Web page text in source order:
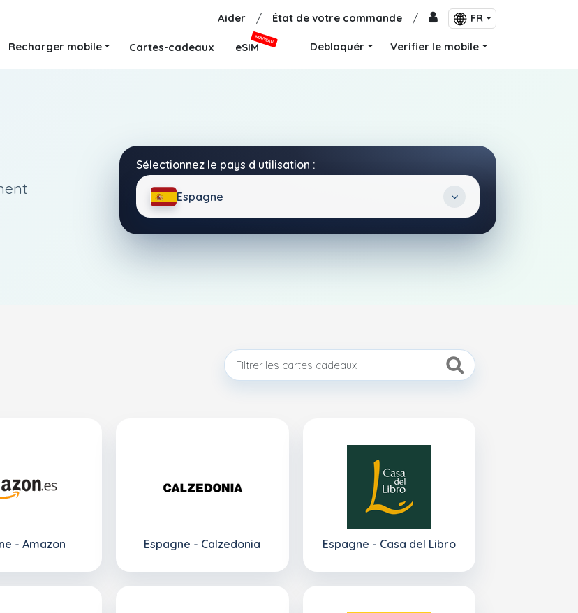
Aider / État de votre commande / FR
Recharger mobile Cartes-cadeaux eSIM
NOUVEAU
Debloquér Verifier le mobile
Sélectionnez le pays d utilisation :
Espagne
- Amazon Espagne - Calzedonia Espagne - Casa del Libro